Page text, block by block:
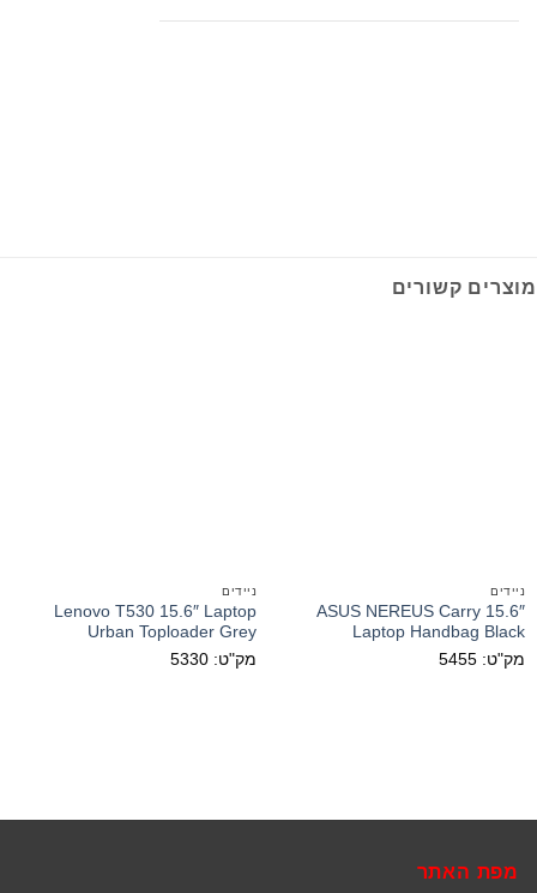
מוצרים קשורים
ניידים
ASUS NEREUS Carry 15.6″
Laptop Handbag Black
מק"ט: 5455
ניידים
Lenovo T530 15.6″ Laptop
Urban Toploader Grey
מק"ט: 5330
מפת האתר